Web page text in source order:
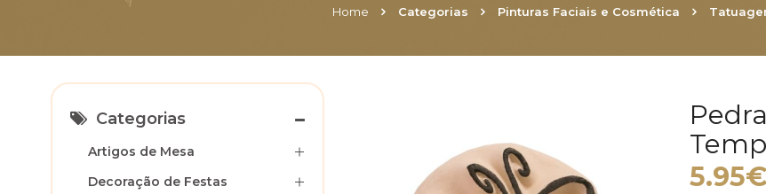
Home Categorias Pinturas Faciais e Cosmética
Categorias
Artigos de Mesa
Decoração de Festas
5.95€